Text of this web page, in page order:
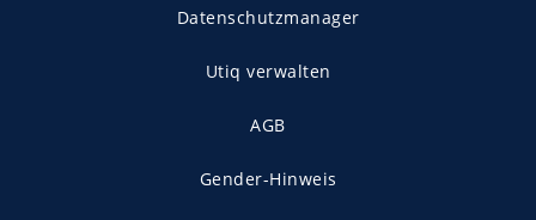
Datenschutzmanager
Utiq verwalten
AGB
Gender-Hinweis